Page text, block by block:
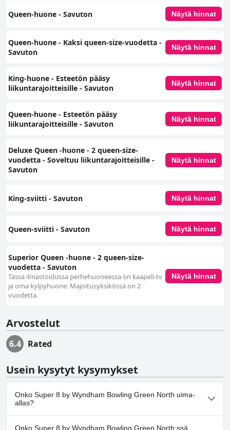
Queen-huone - Savuton Näytä hinnat
Queen-huone - Kaksi queen-size-vuodetta -
Savuton
Näytä hinnat
King-huone - Esteetön pääsy
liikuntarajoitteisille - Savuton
Näytä hinnat
Queen-huone - Esteetön pääsy
liikuntarajoitteisille - Savuton
Näytä hinnat
Deluxe Queen -huone - 2 queen-size-
vuodetta - Soveltuu liikuntarajoitteisille -
Savuton
Näytä hinnat
King-sviitti - Savuton Näytä hinnat
Queen-sviitti - Savuton Näytä hinnat
Superior Queen -huone - 2 queen-size-
vuodetta - Savuton
Tässä ilmastoidussa perhehuoneessa on kaapeli-tv
ja oma kylpyhuone. Majoitusyksikössä on 2
vuodetta.
Näytä hinnat
Arvostelut
6.4 Rated
Usein kysytyt kysymykset
Onko Super 8 by Wyndham Bowling Green North uima-
allas?
Kyllä, Super 8 by Wyndham Bowling Green North:ssä on uima-
Onko Super 8 by Wyndham Bowling Green North:ssä